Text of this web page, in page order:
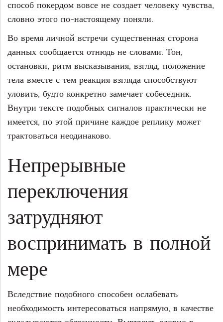
способ покердом вовсе не создает человеку чувства,
словно этого по-настоящему поняли.
Во время личной встречи существенная сторона
данных сообщается отнюдь не словами. Тон,
остановки, ритм высказывания, взгляд, положение
тела вместе с тем реакция взгляда способствуют
уловить, будто конкретно замечает собеседник.
Внутри тексте подобных сигналов практически не
имеется, по этой причине каждое реплику может
трактоваться неодинаково.
Непрерывные
переключения
затрудняют
воспринимать в полной
мере
Вследствие подобного способен ослабевать
необходимость интересоваться напрямую, в качестве